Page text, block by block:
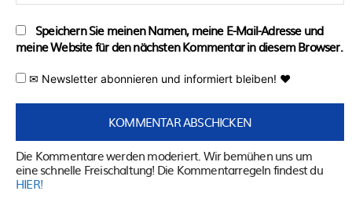
Speichern Sie meinen Namen, meine E-Mail-Adresse und
meine Website für den nächsten Kommentar in diesem Browser.
✉ Newsletter abonnieren und informiert bleiben! ♥
Die Kommentare werden moderiert. Wir bemühen uns um
eine schnelle Freischaltung! Die Kommentarregeln findest du
HIER!